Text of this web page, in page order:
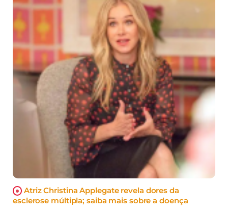
Atriz Christina Applegate revela dores da
esclerose múltipla; saiba mais sobre a doença